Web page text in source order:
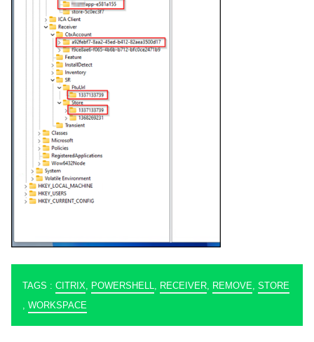
TAGS : CITRIX POWERSHELL RECEIVER REMOVE STORE
WORKSPACE